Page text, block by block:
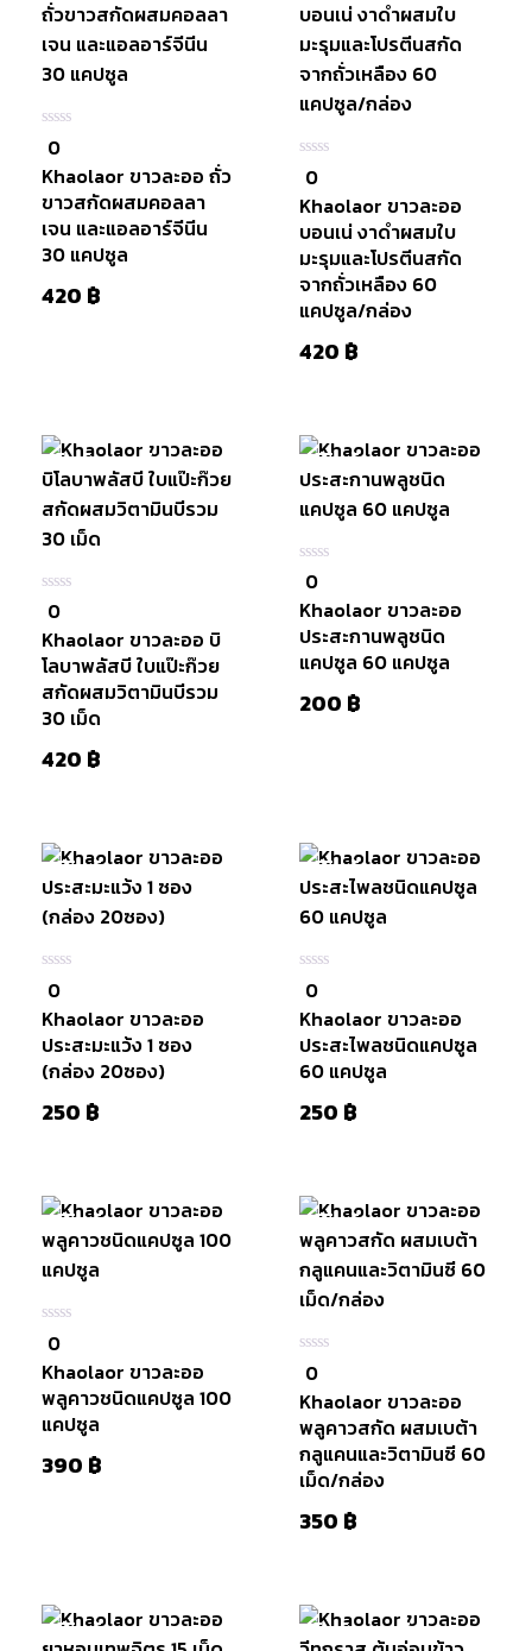
0
ใน
5
0
Khaolaor ขาวละออ ถั่ว
ขาวสกัดผสมคอลลา
เจน และแอลอาร์จีนีน
30 แคปซูล
420 ฿
หยิบใส่
ตะกร้า
0
ใน
5
0
Khaolaor ขาวละออ
บอนเน่ งาดำผสมใบ
มะรุมและโปรตีนสกัด
จากถั่วเหลือง 60
แคปซูล/กล่อง
420 ฿
สินค้าหมดแล้ว
0
ใน
5
0
Khaolaor ขาวละออ บิ
โลบาพลัสบี ใบแป๊ะก๊วย
สกัดผสมวิตามินบีรวม
30 เม็ด
420 ฿
มีสินค้า
0
ใน
5
0
Khaolaor ขาวละออ
ประสะกานพลูชนิด
แคปซูล 60 แคปซูล
200 ฿
หยิบใส่
ตะกร้า
มีสินค้า
0
ใน
5
0
Khaolaor ขาวละออ
ประสะมะแว้ง 1 ซอง
(กล่อง 20ซอง)
250 ฿
มีสินค้า
0
ใน
5
0
Khaolaor ขาวละออ
ประสะไพลชนิดแคปซูล
60 แคปซูล
250 ฿
หยิบใส่
มีสินค้า
0
ใน
5
0
Khaolaor ขาวละออ
พลูคาวชนิดแคปซูล 100
แคปซูล
390 ฿
มีสินค้า
0
ใน
5
0
Khaolaor ขาวละออ
พลูคาวสกัด ผสมเบต้า
กลูแคนและวิตามินซี 60
เม็ด/กล่อง
350 ฿
มีสินค้า สินค้าหมดแล้ว